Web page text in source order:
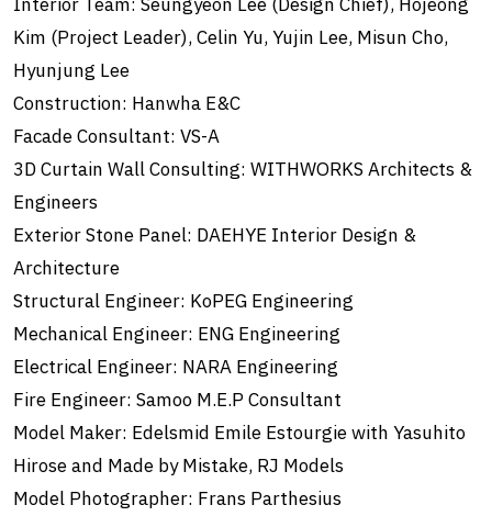
Kim (Project Leader), Celin Yu, Yujin Lee, Misun Cho,
Hyunjung Lee
Construction: Hanwha E&C
Facade Consultant: VS-A
3D Curtain Wall Consulting: WITHWORKS Architects &
Engineers
Exterior Stone Panel: DAEHYE Interior Design &
Architecture
Structural Engineer: KoPEG Engineering
Mechanical Engineer: ENG Engineering
Electrical Engineer: NARA Engineering
Fire Engineer: Samoo M.E.P Consultant
Model Maker: Edelsmid Emile Estourgie with Yasuhito
Hirose and Made by Mistake, RJ Models
Model Photographer: Frans Parthesius